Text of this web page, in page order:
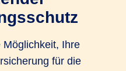
Ihre
für die